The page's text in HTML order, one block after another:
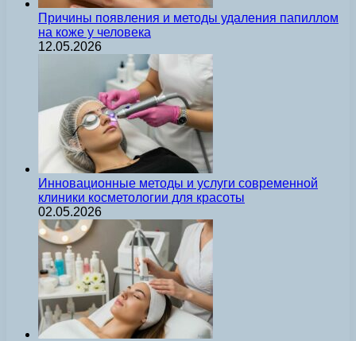
Причины появления и методы удаления папиллом
на коже у человека
12.05.2026
Инновационные методы и услуги современной
клиники косметологии для красоты
02.05.2026